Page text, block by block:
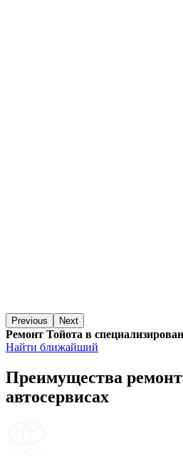
Previous Next
Ремонт Тойота в
Найти ближайший
Преимущества
автосервисах